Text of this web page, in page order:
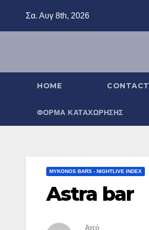
Σα. Αυγ 8th, 2026
HOME CONTACT
ΦΌΡΜΑ ΚΑΤΑΧΏΡΗΣΗΣ
MYKONOS BARS - NIGHTLIVE INDEX
Astra bar
Από